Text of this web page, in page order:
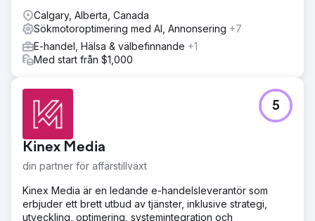
Calgary, Alberta, Canada
Sökmotoroptimering med AI, Annonsering +7
E-handel, Hälsa & välbefinnande +1
Med start från $1,000
Kinex Media
din partner för affärstillväxt
5
Kinex Media är en ledande e-handelsleverantör som
erbjuder ett brett utbud av tjänster, inklusive strategi,
utveckling, optimering, systemintegration och